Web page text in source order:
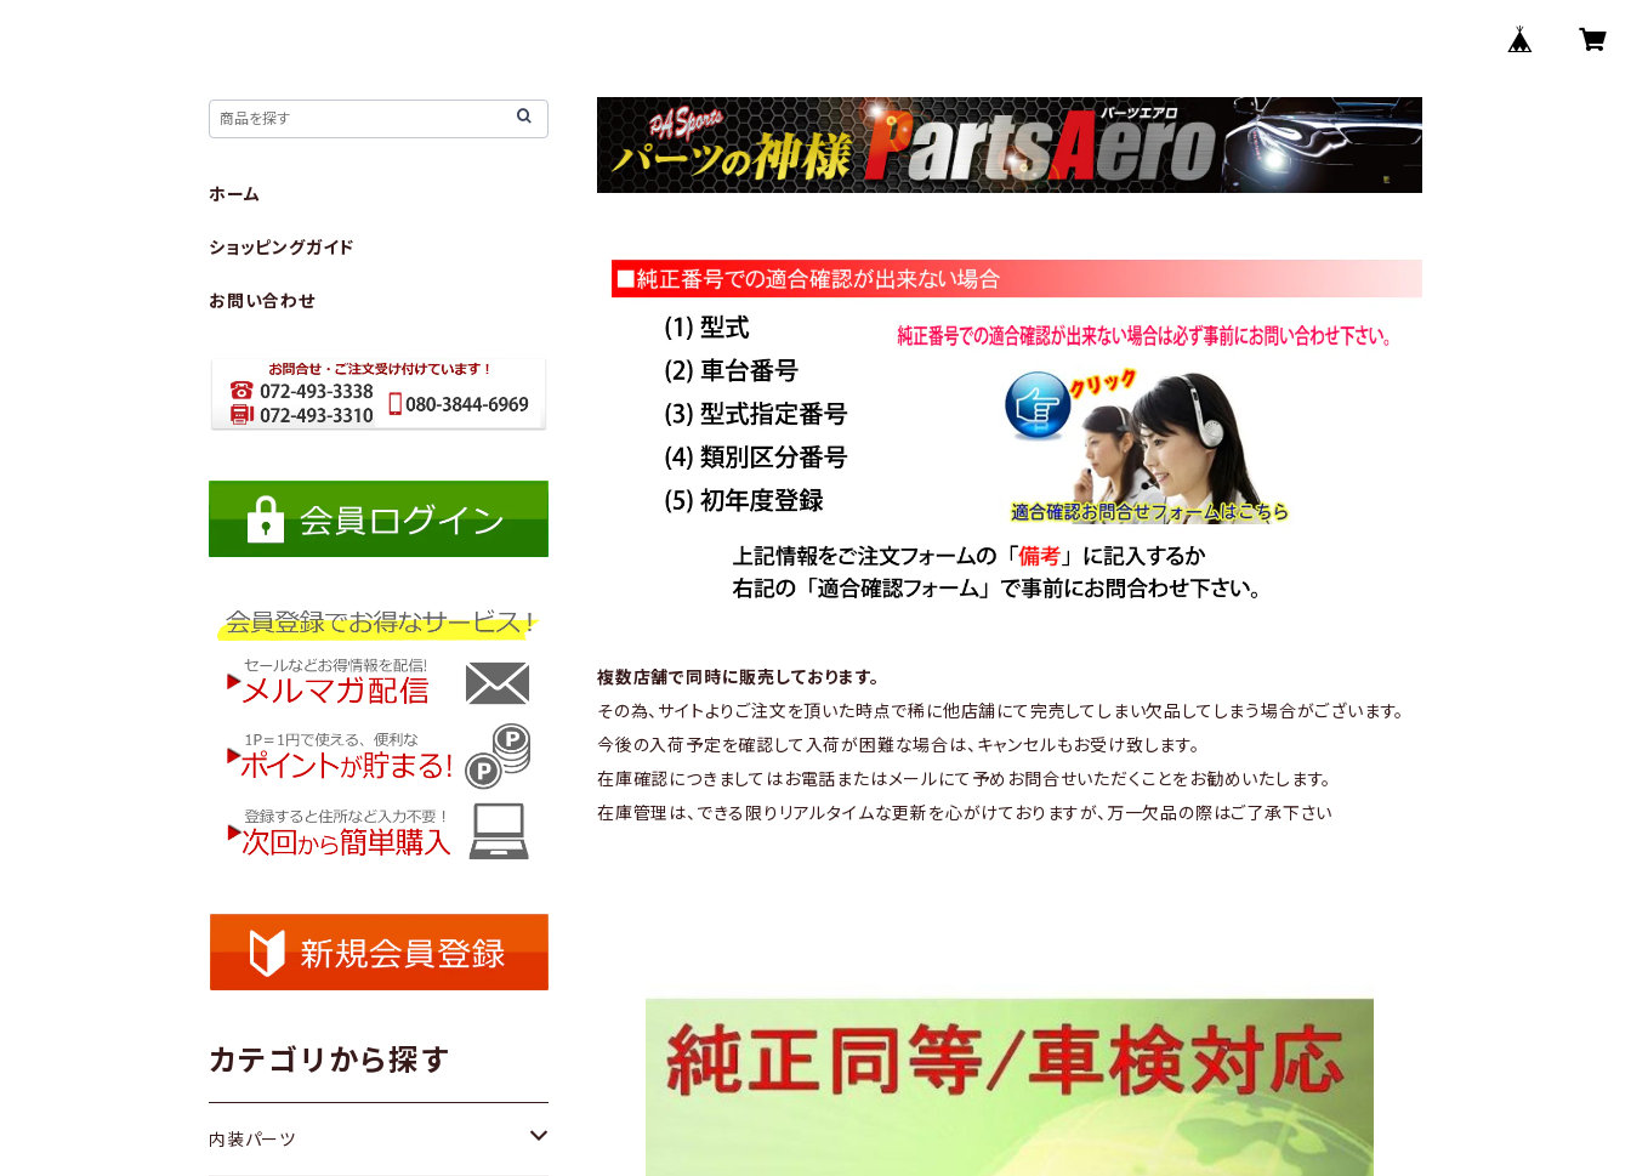
複数店舗で同時に販売しております。
その為、サイトよりご注文を頂いた時点で稀に他店舗にて完売してしまい欠品してしまう場合がございます。
今後の入荷予定を確認して入荷が困難な場合は、キャンセルもお受け致します。
在庫確認につきましてはお電話またはメールにて予めお問合せいただくことをお勧めいたします。
在庫管理は、できる限りリアルタイムな更新を心がけておりますが、万一欠品の際はご了承下さい
ホーム
ショッピングガイド
お問い合わせ
カテゴリから探す
内装パーツ